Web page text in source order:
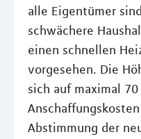
alle Eigentümer
schwächere
einen schnellen
vorgesehen. Die
sich auf maximal
Abstimmung der